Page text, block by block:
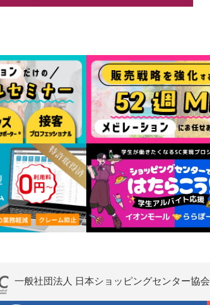
一般社団法人 日本ショッピングセンター協会